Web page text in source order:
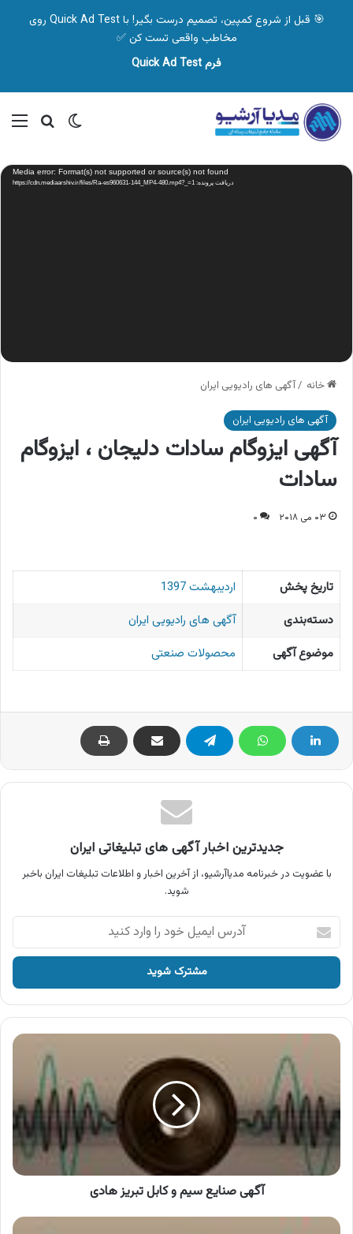
🎯 قبل از شروع کمپین، تصمیم درست بگیر! با Quick Ad Test روی
مخاطب واقعی تست کن ✅
فرم Quick Ad Test
تغییر پوسته
نمایشگر
ویدیو Media error: Format(s) not supported or source(s) not found
دریافت پرونده: https://cdn.mediaarshiv.ir/files/Ra-es960631-144_MP4-480.mp4?_=1
خانه /آگهی های رادیویی ایران
آگهی های رادیویی ایران
آگهی ایزوگام سادات دلیجان ، ایزوگام
سادات
۰۳ می ۲۰۱۸ ۰
تاریخ پخش
اردیبهشت 1397
دسته‌بندی
آگهی های رادیویی ایران
موضوع آگهی
محصولات صنعتی
جدیدترین اخبار آگهی های تبلیغاتی ایران
با عضویت در خبرنامه مدیاآرشیو، از آخرین اخبار و اطلاعات تبلیغات ایران باخبر
شوید.
آدرس
ایمیل
خود
وارد
کنید
آگهی
کابل
تبریز
هادی
آگهی صنایع سیم و کابل تبریز هادی
آگهی